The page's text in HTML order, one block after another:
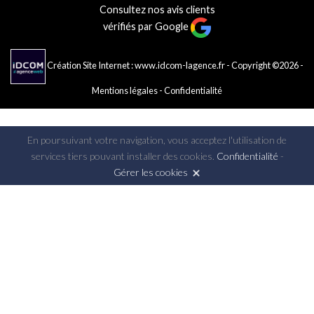
Consultez nos avis clients
vérifiés par Google
Création Site Internet : www.idcom-lagence.fr- Copyright ©2026 -
Mentions légales-Confidentialité
En poursuivant votre navigation, vous acceptez l'utilisation de
services tiers pouvant installer des cookies. Confidentialité -
Gérer les cookies